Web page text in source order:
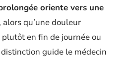
oriente vers une
, alors qu’une douleur
plutôt en fin de journée ou
guide le médecin